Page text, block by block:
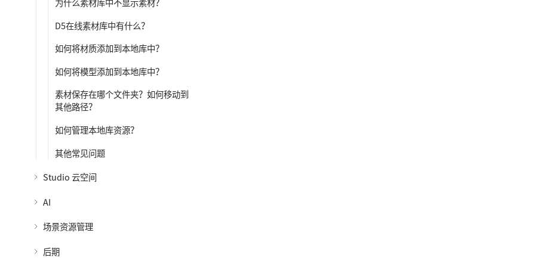
为什么素材库中不显示素材？
D5在线素材库中有什么？
如何将材质添加到本地库中？
如何将模型添加到本地库中？
素材保存在哪个文件夹？如何移动到
其他路径？
如何管理本地库资源？
其他常见问题
Studio 云空间
AI
场景资源管理
后期